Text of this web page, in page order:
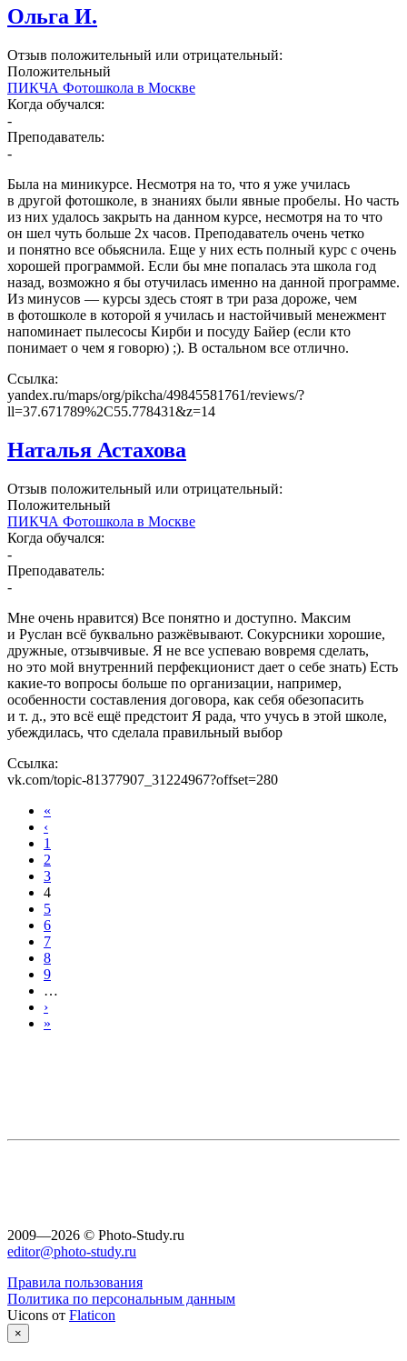
Ольга И.
Отзыв положительный или отрицательный:
Положительный
ПИКЧА Фотошкола в Москве
Когда обучался:
-
Преподаватель:
-
Была на миникурсе. Несмотря на то, что я уже училась
в другой фотошколе, в знаниях были явные пробелы. Но часть
из них удалось закрыть на данном курсе, несмотря на то что
он шел чуть больше 2х часов. Преподаватель очень четко
и понятно все обьяснила. Еще у них есть полный курс с очень
хорошей программой. Если бы мне попалась эта школа год
назад, возможно я бы отучилась именно на данной программе.
Из минусов — курсы здесь стоят в три раза дороже, чем
в фотошколе в которой я училась и настойчивый менежмент
напоминает пылесосы Кирби и посуду Байер (если кто
понимает о чем я говорю) ;). В остальном все отлично.
Ссылка:
yandex.ru/maps/org/pikcha/49845581761/reviews/?
ll=37.671789%2C55.778431&z=14
Наталья Астахова
Отзыв положительный или отрицательный:
Положительный
ПИКЧА Фотошкола в Москве
Когда обучался:
-
Преподаватель:
-
Мне очень нравится) Все понятно и доступно. Максим
и Руслан всё буквально разжёвывают. Сокурсники хорошие,
дружные, отзывчивые. Я не все успеваю вовремя сделать,
но это мой внутренний перфекционист дает о себе знать) Есть
какие-то вопросы больше по организации, например,
особенности составления договора, как себя обезопасить
и т. д., это всё ещё предстоит Я рада, что учусь в этой школе,
убеждилась, что сделала правильный выбор
Ссылка:
vk.com/topic-81377907_31224967?offset=280
«
‹
1
2
3
4
5
6
7
8
9
…
›
»
2009—2026 © Photo-Study.ru
editor@photo-study.ru
Правила пользования
Политика по персональным данным
Uicons от Flaticon
×